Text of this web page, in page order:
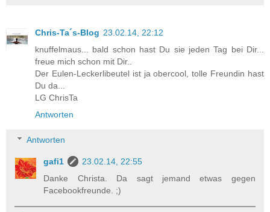
Chris-Ta´s-Blog 23.02.14, 22:12
knuffelmaus... bald schon hast Du sie jeden Tag bei Dir...
freue mich schon mit Dir..
Der Eulen-Leckerlibeutel ist ja obercool, tolle Freundin hast
Du da...
LG ChrisTa
Antworten
Antworten
gafi1
23.02.14, 22:55
Danke Christa. Da sagt jemand etwas gegen
Facebookfreunde. ;)